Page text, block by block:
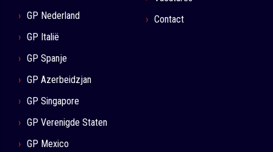
GP Nederland
GP Italië
GP Spanje
GP Azerbeidzjan
GP Singapore
GP Verenigde Staten
GP Mexico
Contact